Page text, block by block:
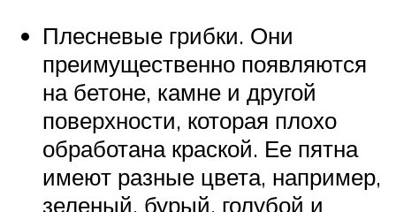
Плесневые грибки. Они
преимущественно появляются
на бетоне, камне и другой
поверхности, которая плохо
обработана краской. Ее пятна
имеют разные цвета, например,
зеленый, бурый, голубой и